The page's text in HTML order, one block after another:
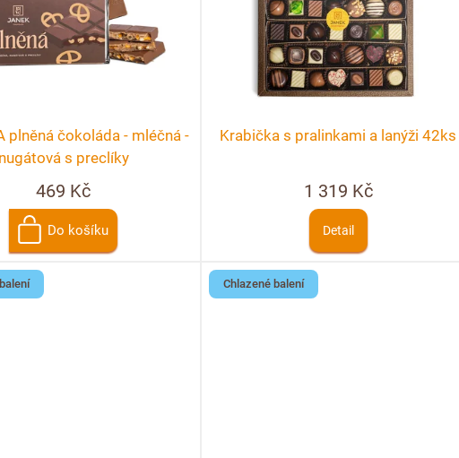
plněná čokoláda - mléčná -
nugátová s preclíky
469 Kč
Do košíku
Krabička s pralinkami a lanýži 42ks
1 319 Kč
Detail
Chlazené balení